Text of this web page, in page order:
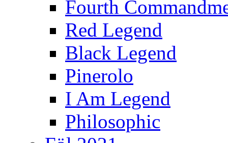
Fourth
Red Legend
Black Legend
Pinerolo
I Am Legend
Philosophic